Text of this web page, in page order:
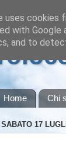
Home Chi
SABATO 17
uses cookies
with
and to